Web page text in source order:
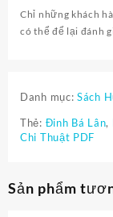
Chỉ những khách
có thể để lại đánh
Danh mục: Sách
Thẻ: Đinh Bá Lân,
Chi Thuật PDF
Sản phẩm